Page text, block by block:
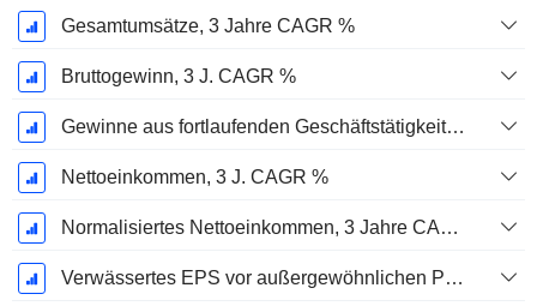
Gesamtumsätze, 3 Jahre CAGR %
Bruttogewinn, 3 J. CAGR %
Gewinne aus fortlaufenden Geschäftstätigkeiten, 3 Jahre KAGR %
Nettoeinkommen, 3 J. CAGR %
Normalisiertes Nettoeinkommen, 3 Jahre CAGR %
Verwässertes EPS vor außergewöhnlichen Posten, 3-Jahres-CAGR %